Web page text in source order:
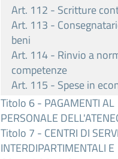
Art. 112 - Scritture
Art. 113 -
beni
Art. 114 - Rinvio a
competenze
Art. 115 - Spese in
Titolo 6 - PAGAMENTI AL
PERSONALE
Titolo 7 - CENTRI DI
INTERDIPARTIMENTALI E